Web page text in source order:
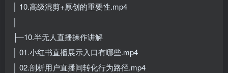
│ 10.高级混剪+原创的重要性.mp4
├─10.半无人直播操作讲解
│ 01.小红书直播展示入口有哪些.mp4
│ 02.剖析用户直播间转化行为路径.mp4